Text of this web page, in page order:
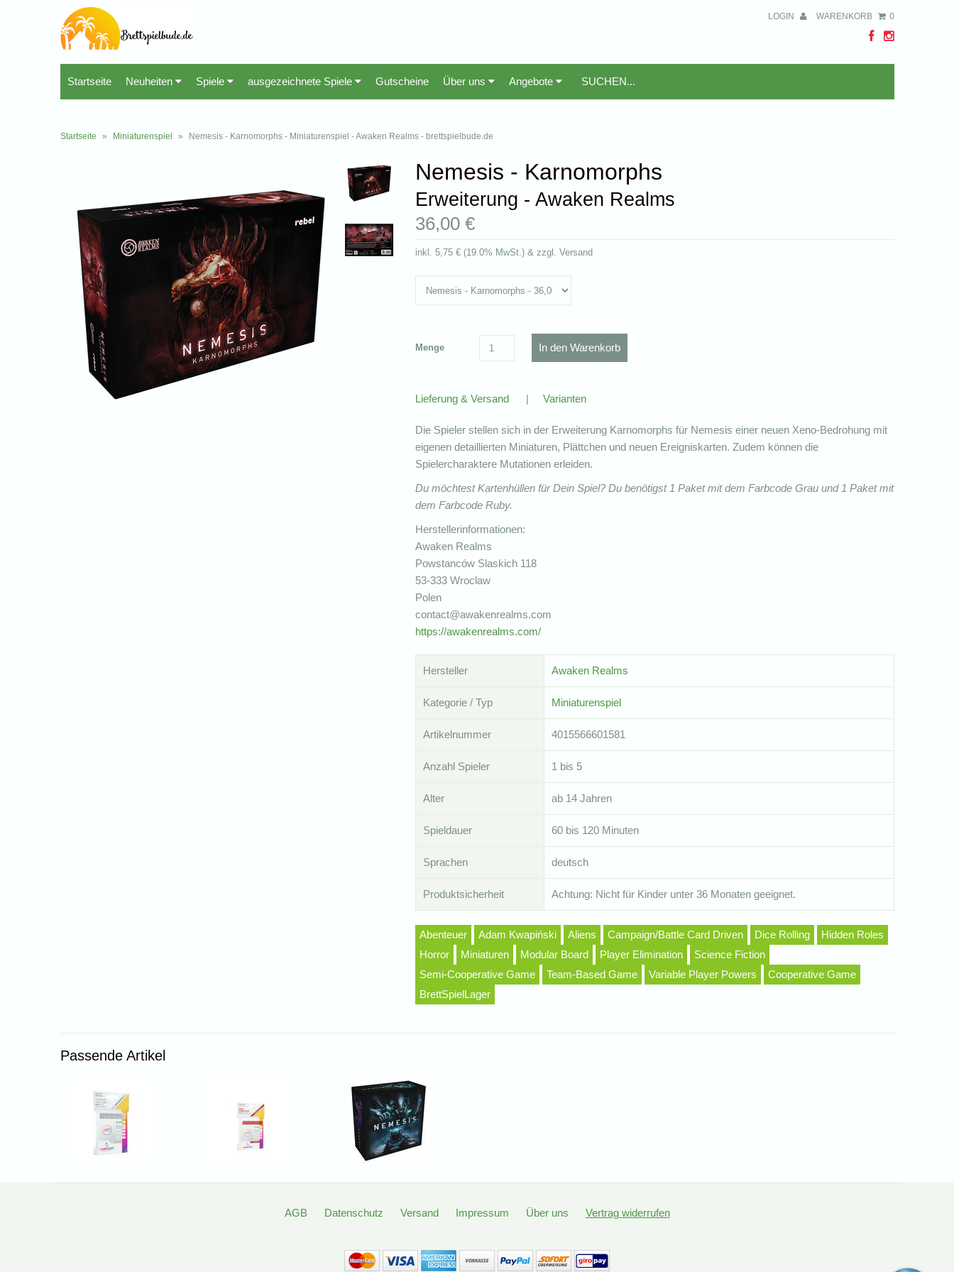
LOGIN WARENKORB 0
Startseite Neuheiten Spiele ausgezeichnete Spiele Gutscheine Über uns Angebote
Startseite » Miniaturenspiel » Nemesis - Karnomorphs - Miniaturenspiel - Awaken Realms - brettspielbude.de
Nemesis - Karnomorphs
Erweiterung - Awaken Realms
36,00 €
inkl. 5,75 €(19.0% MwSt.) & zzgl. Versand
Menge
Lieferung & Versand | Varianten
Die Spieler stellen sich in der Erweiterung Karnomorphs für Nemesis einer neuen Xeno-Bedrohung mit
eigenen detaillierten Miniaturen, Plättchen und neuen Ereigniskarten. Zudem können die
Spielercharaktere Mutationen erleiden.
Du möchtest Kartenhüllen für Dein Spiel? Du benötigst 1 Paket mit dem Farbcode Grau und 1 Paket mit
dem Farbcode Ruby.
Herstellerinformationen:
Awaken Realms
Powstanców Slaskich 118
53-333 Wroclaw
Polen
contact@awakenrealms.com
https://awakenrealms.com/
Hersteller Awaken Realms
Kategorie / Typ Miniaturenspiel
Artikelnummer 4015566601581
Anzahl Spieler 1 bis 5
Alter ab 14 Jahren
Spieldauer 60 bis 120 Minuten
Sprachen deutsch
Produktsicherheit Achtung: Nicht für Kinder unter 36 Monaten geeignet.
Abenteuer Adam Kwapiński Aliens Campaign/Battle Card Driven Dice Rolling
Hidden Roles
Horror
Miniaturen Modular Board Player Elimination
Science Fiction
Semi-Cooperative Game
Team-Based Game Variable Player Powers
Cooperative Game
BrettSpielLager
Passende Artikel
AGB Datenschutz Versand Impressum Über uns Vertrag widerrufen